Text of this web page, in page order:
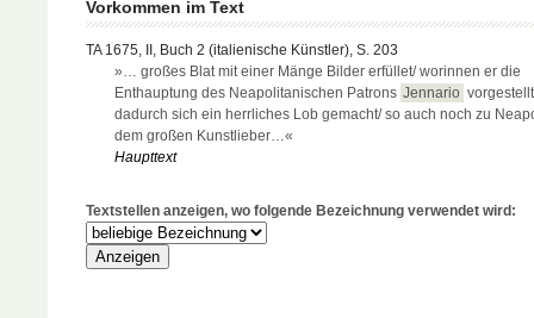
Vorkommen im Text
TA 1675, II, Buch 2 (italienische Künstler), S. 203
»… großes Blat mit einer Mänge Bilder erfüllet/ worinnen er die
Enthauptung des Neapolitanischen Patrons Jennario
dadurch sich ein herrliches Lob gemacht/ so auch noch zu
dem großen Kunstlieber…«
Haupttext
Textstellen anzeigen, wo folgende Bezeichnung verwendet wird: